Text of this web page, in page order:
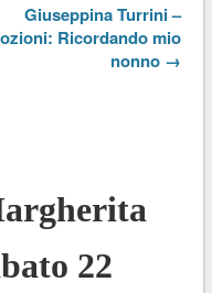
Giuseppina Turrini –
Ricordando mio
nonno →
22